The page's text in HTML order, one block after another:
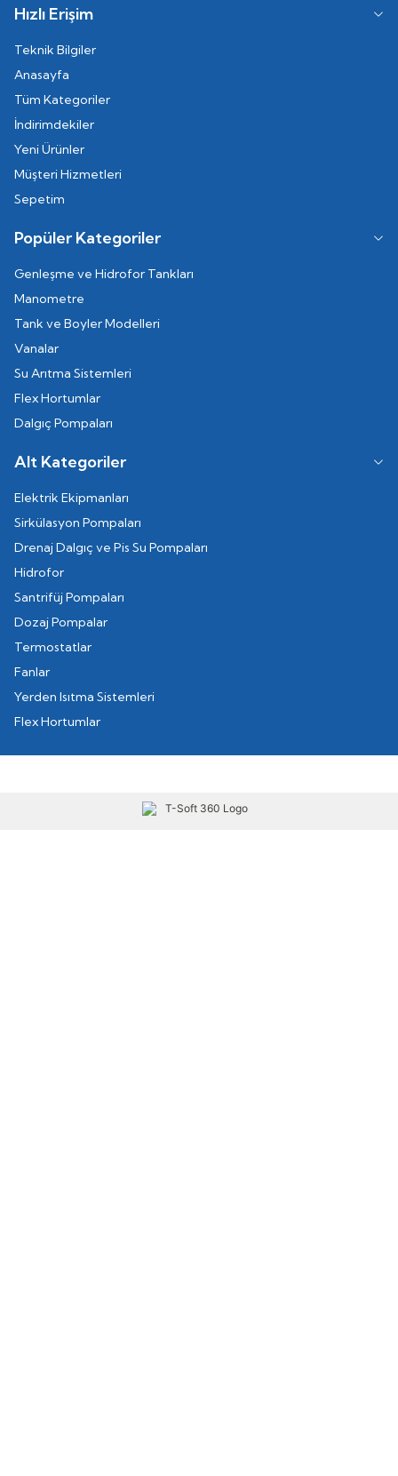
Hızlı Erişim
Teknik Bilgiler
Anasayfa
Tüm Kategoriler
İndirimdekiler
Yeni Ürünler
Müşteri Hizmetleri
Sepetim
Popüler Kategoriler
Genleşme ve Hidrofor Tankları
Manometre
Tank ve Boyler Modelleri
Vanalar
Su Arıtma Sistemleri
Flex Hortumlar
Dalgıç Pompaları
Alt Kategoriler
Elektrik Ekipmanları
Sirkülasyon Pompaları
Drenaj Dalgıç ve Pis Su Pompaları
Hidrofor
Santrifüj Pompaları
Dozaj Pompalar
Termostatlar
Fanlar
Yerden Isıtma Sistemleri
Flex Hortumlar